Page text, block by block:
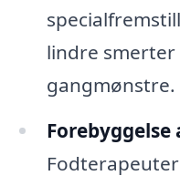
lindre
gangmønstre.
Forebyggelse